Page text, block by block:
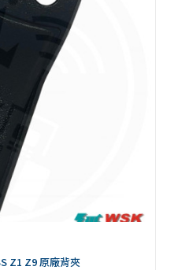
Z1 Z9 原廠背夾